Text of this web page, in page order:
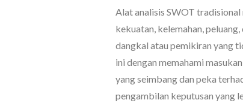
Alat analisis SWOT tradisional
kekuatan, kelemahan,
dangkal atau pemikiran yang
ini dengan memahami
yang seimbang dan peka
pengambilan keputusan yang